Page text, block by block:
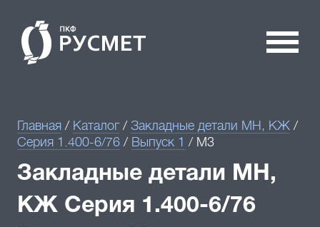
Главная / Каталог / Закладные детали МН, КЖ /
Серия 1.400-6/76 / Выпуск 1 / М3
Закладные детали МН,
КЖ Серия 1.400-6/76